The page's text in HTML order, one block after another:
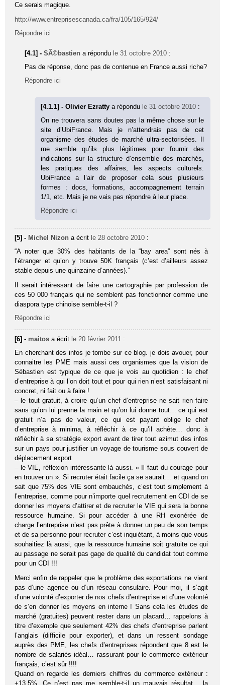
Ce serais magique.
http://www.entreprisescanada.ca/fra/105/165/924/
Répondre ici
[4.1] -SÃ©bastien a répondu le 31 octobre 2010 :
Pas de réponse, donc pas de contenue en France aussi riche?
Répondre ici
[4.1.1] - Olivier Ezrattya répondu le 31 octobre 2010 :
On ne trouvera sans doutes pas la même chose sur le
site d’UbiFrance. Mais je n’attendrais pas de cet
organisme des études de marché ultra-sectorisées. Il
me semble qu’ils plus légitimes pour fournir des
indications sur la structure d’ensemble des marchés,
les pratiques des affaires, les aspects culturels.
UbiFrance a l’air de proposer cela sous plusieurs
formes : docs, formations, accompagnement terrain
1/1, etc. Mais je ne vais pas répondre à leur place.
Répondre ici
[5] - Michel Nizon a écrit le 28 octobre 2010 :
“A noter que 30% des habi­tants de la “bay area” sont nés à
l’étranger et qu’on y trouve 50K fran­çais (c’est d’ailleurs assez
stable depuis une quin­zaine d’années).”
Il serait intéressant de faire une cartographie par profession de
ces 50 000 français qui ne semblent pas fonctionner comme une
diaspora type chinoise semble-t-il ?
Répondre ici
[6] - maitos a écrit le 20 février 2011 :
En cherchant des infos je tombe sur ce blog. je dois avouer, pour
connaitre les PME mais aussi ces organismes que la vision de
Sébastien est typique de ce que je vois au quotidien : le chef
d’entreprise à qui l’on doit tout et pour qui rien n’est satisfaisant ni
concret, ni fait ou à faire !
– le tout gratuit, à croire qu’un chef d’entreprise ne sait rien faire
sans qu’on lui prenne la main et qu’on lui donne tout… ce qui est
gratuit n’a pas de valeur, ce qui est payant oblige le chef
d’entreprise à minima, à réfléchir à ce qu’il achète… donc à
réfléchir à sa stratégie export avant de tirer tout azimut des infos
sur un pays pour justifier un voyage de tourisme sous couvert de
déplacement export
– le VIE, réflexion intéressante là aussi. « Il faut du courage pour
en trouver un ». Si recruter était facile ça se saurait… et quand on
sait que 75% des VIE sont embauchés, c’est tout simplement à
l’entreprise, comme pour n’importe quel recrutement en CDI de se
donner les moyens d’attirer et de recruter le VIE qui sera la bonne
ressource humaine. Si pour accéder à une RH exonérée de
charge l’entreprise n’est pas prête à donner un peu de son temps
et de sa personne pour recruter c’est inquiétant, à moins que vous
souhaitiez là aussi, que la ressource humaine soit gratuite ce qui
au passage ne serait pas gage de qualité du candidat tout comme
pour un CDI !!!
Merci enfin de rappeler que le problème des exportations ne vient
pas d’une agence ou d’un réseau consulaire. Pour moi, il s’agit
d’une volonté d’exporter de nos chefs d’entreprise et d’une volonté
de s’en donner les moyens en interne ! Sans cela les études de
marché (gratuites) peuvent rester dans un placard… rappelons à
titre d’exemple que seulement 42% des chefs d’entreprise parlent
l’anglais (difficile pour exporter), et dans un ressent sondage
auprès des PME, les chefs d’entreprises répondent que 8 est le
nombre de salariés idéal… rassurant pour le commerce extérieur
français, c’est sûr !!!!
Quand on regarde les derniers chiffres du commerce extérieur :
+13,5%. Ce n’est pas me semble-t-il un mauvais résultat… la